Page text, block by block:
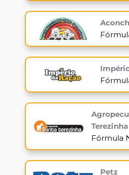
Terezinha
Fórmula
Petz